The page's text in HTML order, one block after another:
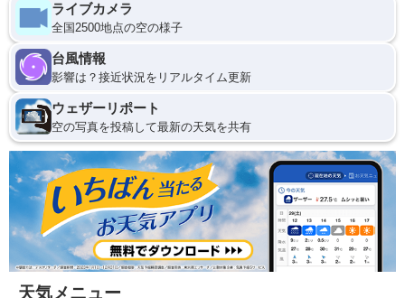
ライブカメラ
全国2500地点の空の様子
台風情報
影響は？接近状況をリアルタイム更新
ウェザーリポート
空の写真を投稿して最新の天気を共有
天気メニュー